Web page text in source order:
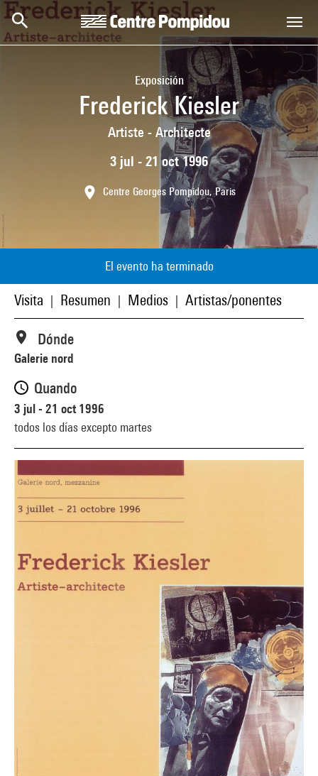
Skip to main content
Centre Pompidou
Exposición
Frederick Kiesler
Artiste - Architecte
3 jul - 21 oct 1996
Centre Georges Pompidou, Paris
El evento ha terminado
Visita Resumen Medios Artistas/ponentes
Dónde
Galerie nord
Quando
3 jul - 21 oct 1996
todos los días excepto martes